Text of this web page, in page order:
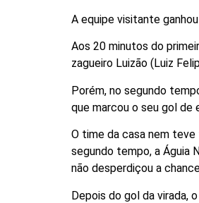
A equipe visitante
Aos 20 minutos do
zagueiro Luizão (Luiz
Porém, no segundo
que marcou o seu gol de
O time da casa nem
segundo tempo, a Águia
não desperdiçou a
Depois do gol da virada,